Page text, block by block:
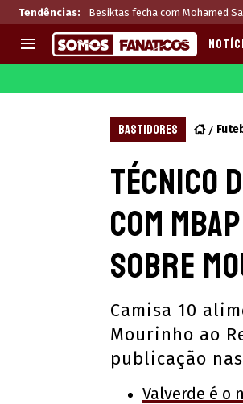
Tendências: Besiktas fecha com Mohamed
CHAMPIONS LEAGUE
PREMIER LEAGUE
LIGA PORTUGUESA
Melhores
Últimas
CASAS DE
CÓDIGOS
APPS
BASTIDORES
Técnico
com
sobre
Camisa 10
Mourinho ao
publicação
Valverde é o